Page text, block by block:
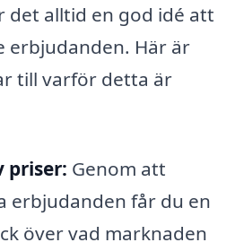
det alltid en god idé att
erbjudanden. Här är
till varför detta är
priser: Genom att
erbjudanden får du en
över vad marknaden